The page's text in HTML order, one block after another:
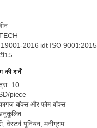
19001-2016 idt ISO 9001:2015
की शर्तें
10
piece
बॉक्स और फोम बॉक्स
वेस्टर्न यूनियन, मनीग्राम